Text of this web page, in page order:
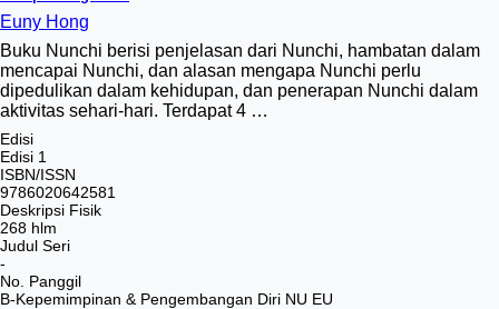
Euny Hong
Buku Nunchi berisi penjelasan dari Nunchi, hambatan dalam
mencapai Nunchi, dan alasan mengapa Nunchi perlu
dipedulikan dalam kehidupan, dan penerapan Nunchi dalam
aktivitas sehari-hari. Terdapat 4 …
Edisi
Edisi 1
ISBN/ISSN
9786020642581
Deskripsi Fisik
268 hlm
Judul Seri
-
No. Panggil
B-Kepemimpinan & Pengembangan Diri NU EU